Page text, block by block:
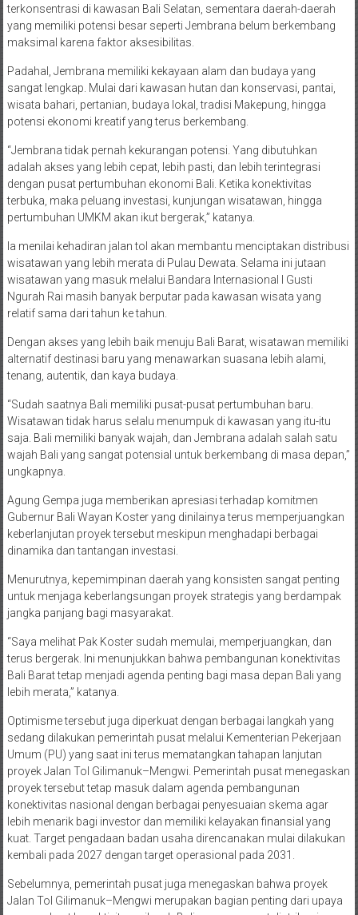
terkonsentrasi di kawasan Bali Selatan, sementara daerah-daerah
yang memiliki potensi besar seperti Jembrana belum berkembang
maksimal karena faktor aksesibilitas.
Padahal, Jembrana memiliki kekayaan alam dan budaya yang
sangat lengkap. Mulai dari kawasan hutan dan konservasi, pantai,
wisata bahari, pertanian, budaya lokal, tradisi Makepung, hingga
potensi ekonomi kreatif yang terus berkembang.
“Jembrana tidak pernah kekurangan potensi. Yang dibutuhkan
adalah akses yang lebih cepat, lebih pasti, dan lebih terintegrasi
dengan pusat pertumbuhan ekonomi Bali. Ketika konektivitas
terbuka, maka peluang investasi, kunjungan wisatawan, hingga
pertumbuhan UMKM akan ikut bergerak,” katanya.
Ia menilai kehadiran jalan tol akan membantu menciptakan distribusi
wisatawan yang lebih merata di Pulau Dewata. Selama ini jutaan
wisatawan yang masuk melalui Bandara Internasional I Gusti
Ngurah Rai masih banyak berputar pada kawasan wisata yang
relatif sama dari tahun ke tahun.
Dengan akses yang lebih baik menuju Bali Barat, wisatawan memiliki
alternatif destinasi baru yang menawarkan suasana lebih alami,
tenang, autentik, dan kaya budaya.
“Sudah saatnya Bali memiliki pusat-pusat pertumbuhan baru.
Wisatawan tidak harus selalu menumpuk di kawasan yang itu-itu
saja. Bali memiliki banyak wajah, dan Jembrana adalah salah satu
wajah Bali yang sangat potensial untuk berkembang di masa depan,”
ungkapnya.
Agung Gempa juga memberikan apresiasi terhadap komitmen
Gubernur Bali Wayan Koster yang dinilainya terus memperjuangkan
keberlanjutan proyek tersebut meskipun menghadapi berbagai
dinamika dan tantangan investasi.
Menurutnya, kepemimpinan daerah yang konsisten sangat penting
untuk menjaga keberlangsungan proyek strategis yang berdampak
jangka panjang bagi masyarakat.
“Saya melihat Pak Koster sudah memulai, memperjuangkan, dan
terus bergerak. Ini menunjukkan bahwa pembangunan konektivitas
Bali Barat tetap menjadi agenda penting bagi masa depan Bali yang
lebih merata,” katanya.
Optimisme tersebut juga diperkuat dengan berbagai langkah yang
sedang dilakukan pemerintah pusat melalui Kementerian Pekerjaan
Umum (PU) yang saat ini terus mematangkan tahapan lanjutan
proyek Jalan Tol Gilimanuk–Mengwi. Pemerintah pusat menegaskan
proyek tersebut tetap masuk dalam agenda pembangunan
konektivitas nasional dengan berbagai penyesuaian skema agar
lebih menarik bagi investor dan memiliki kelayakan finansial yang
kuat. Target pengadaan badan usaha direncanakan mulai dilakukan
kembali pada 2027 dengan target operasional pada 2031.
Sebelumnya, pemerintah pusat juga menegaskan bahwa proyek
Jalan Tol Gilimanuk–Mengwi merupakan bagian penting dari upaya